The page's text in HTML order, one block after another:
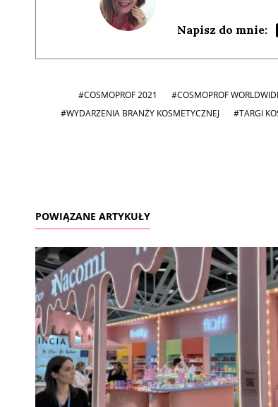
Napisz do mnie:
#COSMOPROF 2021 #COSMOPROF
#WYDARZENIA BRANŻY KOSMETYCZNEJ
#TARGI
POWIĄZANE ARTYKUŁY